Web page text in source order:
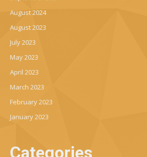
August 2024
August 2023
July 2023
May 2023
April 2023
March 2023
February 2023
January 2023
Categories